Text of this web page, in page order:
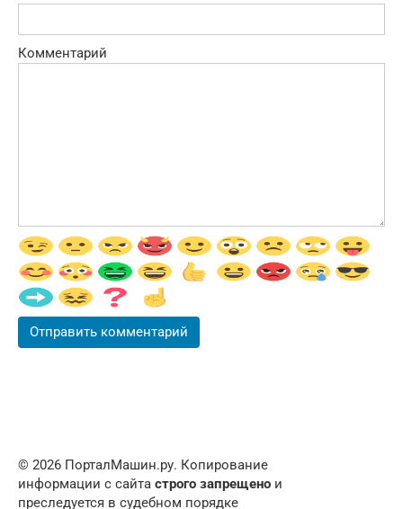
Комментарий
© 2026 ПорталМашин.ру. Копирование
информации с сайта строго запрещено и
преследуется в судебном порядке